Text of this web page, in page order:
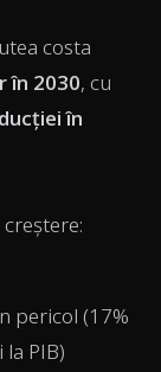
costa
în 2030, cu
în
pericol (17%
PIB)